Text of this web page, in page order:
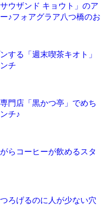
ウザンド キョウト」のア
♪フォアグラア八つ橋のお
する「週末喫茶キオト」
チ
門店「黒かつ亭」でめち
チ♪
らコーヒーが飲めるスタ
ろげるのに人が少ない穴